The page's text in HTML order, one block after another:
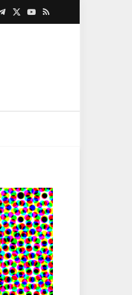
Telegram
X
YouTube
RSS